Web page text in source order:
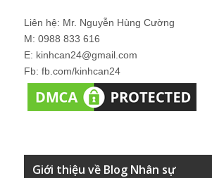
Liên hệ: Mr. Nguyễn Hùng Cường
M: 0988 833 616
E: kinhcan24@gmail.com
Fb: fb.com/kinhcan24
Giới thiệu về Blog Nhân sự